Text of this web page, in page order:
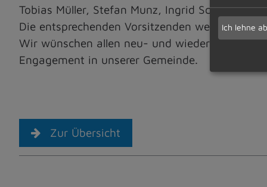
Tobias Müller, Stefan Munz, Ingrid Schneider.
Die entsprechenden Vorsitzenden werden
Wir wünschen allen neu- und
Engagement in unserer Gemeinde.
Zur Übersicht
Ich lehne ab